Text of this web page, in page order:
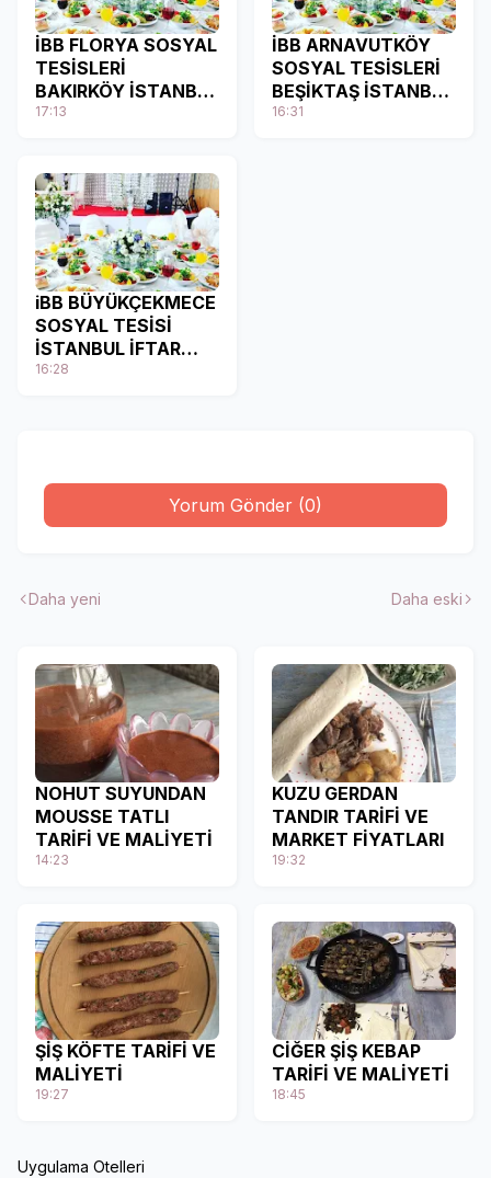
İBB FLORYA SOSYAL
TESİSLERİ
BAKIRKÖY İSTANBUL
İFTAR MENÜSÜ
17:13
İBB ARNAVUTKÖY
SOSYAL TESİSLERİ
BEŞİKTAŞ İSTANBUL
İFTAR MENÜSÜ
16:31
iBB BÜYÜKÇEKMECE
SOSYAL TESİSİ
İSTANBUL İFTAR
MENÜSÜ
16:28
Yorum Gönder (0)
Daha yeni Daha eski
NOHUT SUYUNDAN
MOUSSE TATLI
TARİFİ VE MALİYETİ
14:23
KUZU GERDAN
TANDIR TARİFİ VE
MARKET FİYATLARI
19:32
ŞİŞ KÖFTE TARİFİ VE
MALİYETİ
19:27
CİĞER ŞİŞ KEBAP
TARİFİ VE MALİYETİ
18:45
Uygulama Otelleri